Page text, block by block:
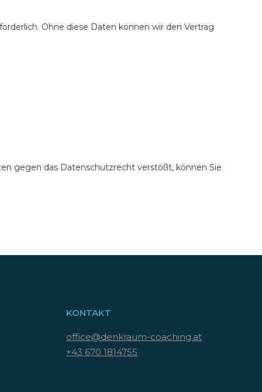
Ohne diese Daten können wir den Vertrag
gegen das Datenschutzrecht verstößt, können Sie
KONTAKT
office@denkraum-coaching.at
+43 670 1814755